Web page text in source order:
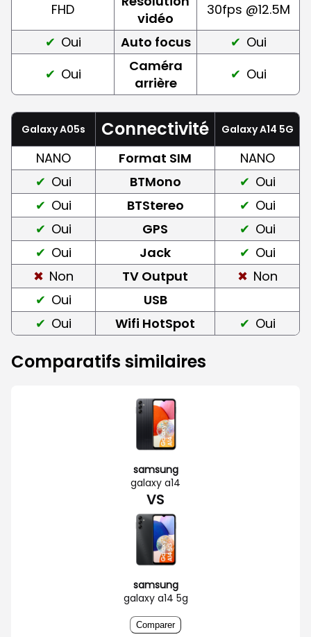
FHD
vidéo
30fps @12.5M
Oui
Auto focus
Oui
Oui
Caméra
arrière
Oui
Galaxy A05s Connectivité Galaxy A14 5G
NANO Format SIM
NANO
Oui
BTMono
Oui
Oui
BTStereo
Oui
Oui
GPS
Oui
Oui
Jack
Oui
Non
TV Output
Non
Oui
USB
Oui
Wifi HotSpot Oui
Comparatifs similaires
samsung
galaxy a14
VS
samsung
galaxy a14 5g
Comparer